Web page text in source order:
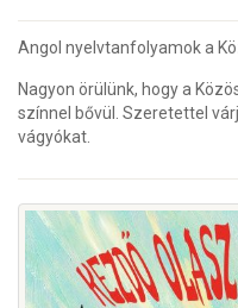
Angol nyelvtanfolyamok a
Nagyon örülünk, hogy a
színnel bővül. Szeretettel
vágyókat.